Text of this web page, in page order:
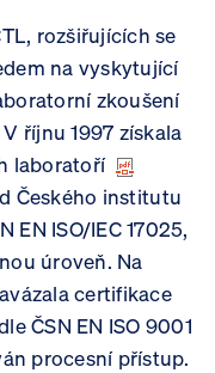
rozšiřujících se
na vyskytující
zkoušení
říjnu 1997 získala
laboratoří
Českého institutu
EN ISO/IEC 17025,
úroveň. Na
certifikace
ČSN EN ISO 9001
procesní přístup.